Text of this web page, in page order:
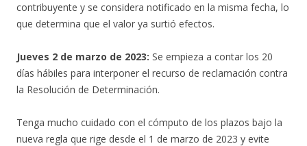
contribuyente y se considera notificado en la misma fecha, lo
que determina que el valor ya surtió efectos.
Jueves 2 de marzo de 2023: Se empieza a contar los 20
días hábiles para interponer el recurso de reclamación contra
la Resolución de Determinación.
Tenga mucho cuidado con el cómputo de los plazos bajo la
nueva regla que rige desde el 1 de marzo de 2023 y evite